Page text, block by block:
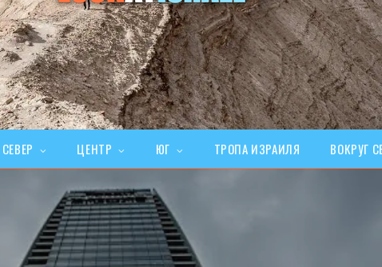
СЕВЕР ЦЕНТР ЮГ ТРОПА ИЗРАИЛЯ ВОКРУГ